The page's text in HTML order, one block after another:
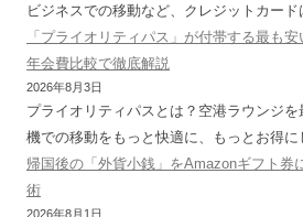
ビジネスでの移動など、クレジットカー
「プライオリティパス」が付帯する最も
年会費比較で徹底解説
2026年8月3日
プライオリティパスとは？空港ラウンジ
機での移動をもっと快適に、もっとお得
帰国後の「外貨小銭」をAmazonギフト券
術
2026年8月1日